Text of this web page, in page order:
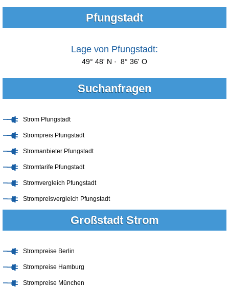
Pfungstadt
Lage von Pfungstadt:
49° 48' N · 8° 36' O
Suchanfragen
Strom Pfungstadt
Strompreis Pfungstadt
Stromanbieter Pfungstadt
Stromtarife Pfungstadt
Stromvergleich Pfungstadt
Strompreisvergleich Pfungstadt
Großstadt Strom
Strompreise Berlin
Strompreise Hamburg
Strompreise München